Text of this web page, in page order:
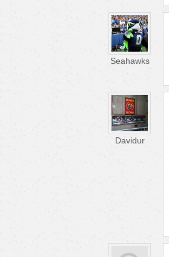
Seahawks
Davidur